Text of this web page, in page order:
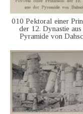
010 Pektoral einer
der 12. Dynastie
Pyramide von